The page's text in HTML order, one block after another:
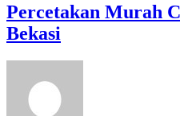
Percetakan Murah
Bekasi